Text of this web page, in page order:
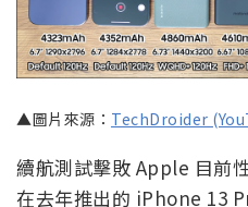
▲圖片來源： TechDroider
續航測試擊敗 Apple 目前
在去年推出的 iPhone 13